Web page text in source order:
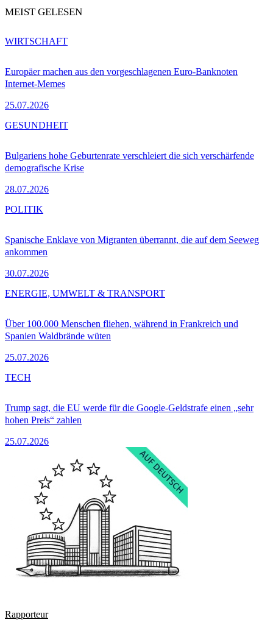
MEIST GELESEN
Europäer machen aus den vorgeschlagenen Euro-Banknoten
Internet-Memes
25.07.2026
WIRTSCHAFT
Bulgariens hohe Geburtenrate verschleiert die sich verschärfende
demografische Krise
28.07.2026
GESUNDHEIT
Spanische Enklave von Migranten überrannt, die auf dem Seeweg
ankommen
30.07.2026
POLITIK
Über 100.000 Menschen fliehen, während in Frankreich und
Spanien Waldbrände wüten
25.07.2026
ENERGIE, UMWELT & TRANSPORT
Trump sagt, die EU werde für die Google-Geldstrafe einen „sehr
hohen Preis“ zahlen
25.07.2026
TECH
Rapporteur